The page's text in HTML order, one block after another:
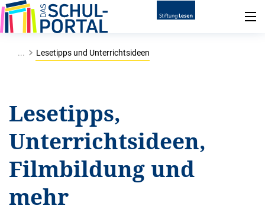
... Lesetipps und Unterrichtsideen
Lesetipps,
Unterrichtsideen,
Filmbildung und
mehr